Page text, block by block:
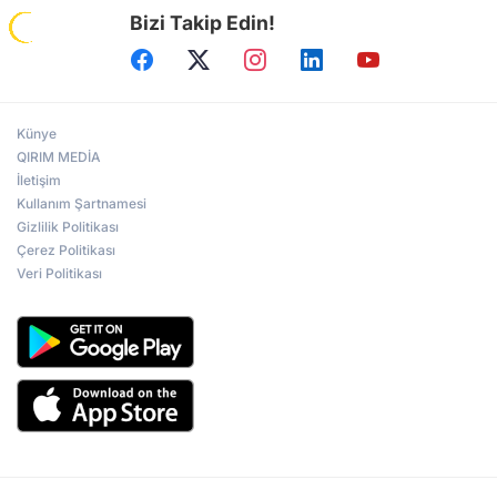
Bizi Takip Edin!
Künye
QIRIM MEDİA
İletişim
Kullanım Şartnamesi
Gizlilik Politikası
Çerez Politikası
Veri Politikası